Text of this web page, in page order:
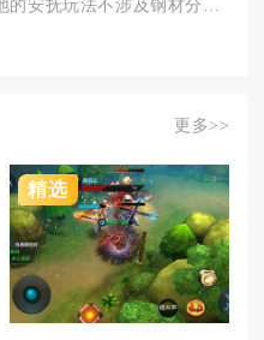
更多>>
精选